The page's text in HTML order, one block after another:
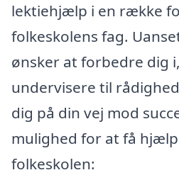
lektiehjælp i en række
folkeskolens fag.
ønsker at forbedre dig
undervisere til
dig på din vej mod
mulighed for at få
folkeskolen: